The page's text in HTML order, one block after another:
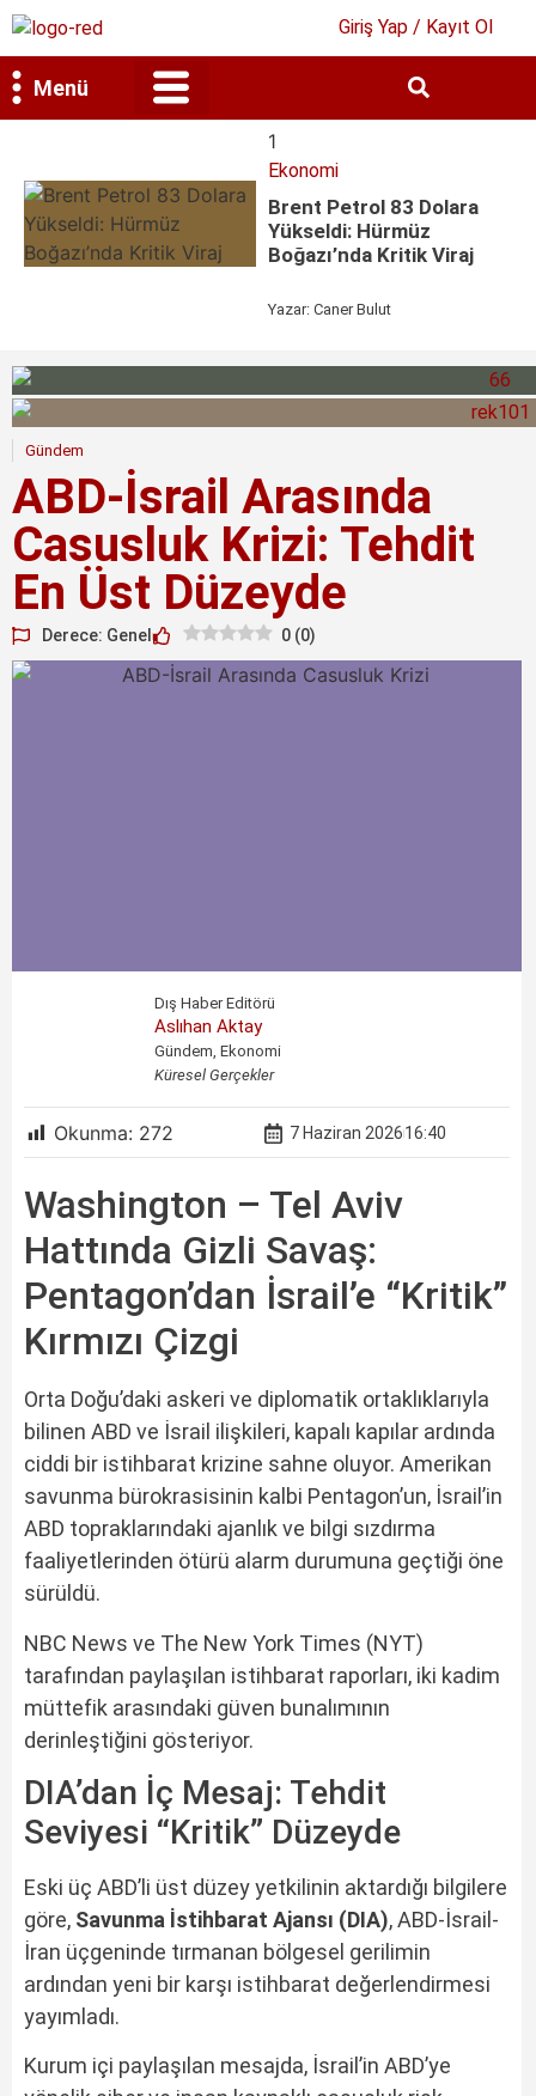
Giriş Yap / Kayıt Ol
Menü
1
Ekonomi
Brent Petrol 83 Dolara
Yükseldi: Hürmüz
Boğazı’nda Kritik Viraj
Yazar: Caner Bulut
Gündem
ABD-İsrail Arasında
Casusluk Krizi: Tehdit
En Üst Düzeyde
Derece: Genel 0 (0)
Dış Haber Editörü
Aslıhan Aktay
Gündem, Ekonomi
Küresel Gerçekler
Okunma: 272 7 Haziran 202616:40
Washington – Tel Aviv
Hattında Gizli Savaş:
Pentagon’dan İsrail’e “Kritik”
Kırmızı Çizgi
Orta Doğu’daki askeri ve diplomatik ortaklıklarıyla
bilinen ABD ve İsrail ilişkileri, kapalı kapılar ardında
ciddi bir istihbarat krizine sahne oluyor. Amerikan
savunma bürokrasisinin kalbi Pentagon’un, İsrail’in
ABD topraklarındaki ajanlık ve bilgi sızdırma
faaliyetlerinden ötürü alarm durumuna geçtiği öne
sürüldü.
NBC News ve The New York Times (NYT)
tarafından paylaşılan istihbarat raporları, iki kadim
müttefik arasındaki güven bunalımının
derinleştiğini gösteriyor.
DIA’dan İç Mesaj: Tehdit
Seviyesi “Kritik” Düzeyde
Eski üç ABD’li üst düzey yetkilinin aktardığı bilgilere
göre, Savunma İstihbarat Ajansı (DIA), ABD-İsrail-
İran üçgeninde tırmanan bölgesel gerilimin
ardından yeni bir karşı istihbarat değerlendirmesi
yayımladı.
Kurum içi paylaşılan mesajda, İsrail’in ABD’ye